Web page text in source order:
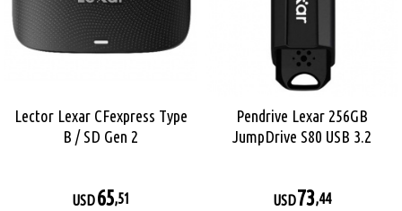
Lector Lexar CFexpress Type
B / SD Gen 2
USD65,51
Pendrive Lexar 256GB
JumpDrive S80 USB 3.2
USD73,44